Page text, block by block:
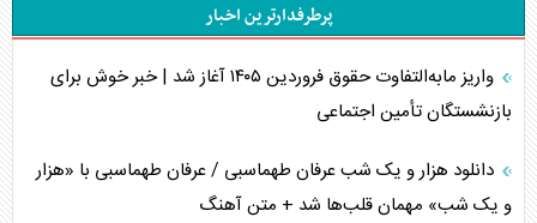
اربعین، کابوس مشترک تل‌آویو-واشنگتن
برنامه هفتم توسعه در نقطه کور سیاستگذاری
اوکراین بازوی مخرب آمریکا در غرب آسیا
پرطرفدارترین اخبار
واریز مابه‌التفاوت حقوق فروردین ۱۴۰۵ آغاز شد | خبر خوش برای
بازنشستگان تأمین اجتماعی
دانلود هزار و یک شب عرفان طهماسبی / عرفان طهماسبی با «هزار
و یک شب» مهمان قلب‌ها شد + متن آهنگ